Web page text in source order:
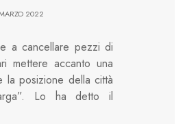
2022
a cancellare pezzi di
mettere accanto una
la posizione della città
Lo ha detto il